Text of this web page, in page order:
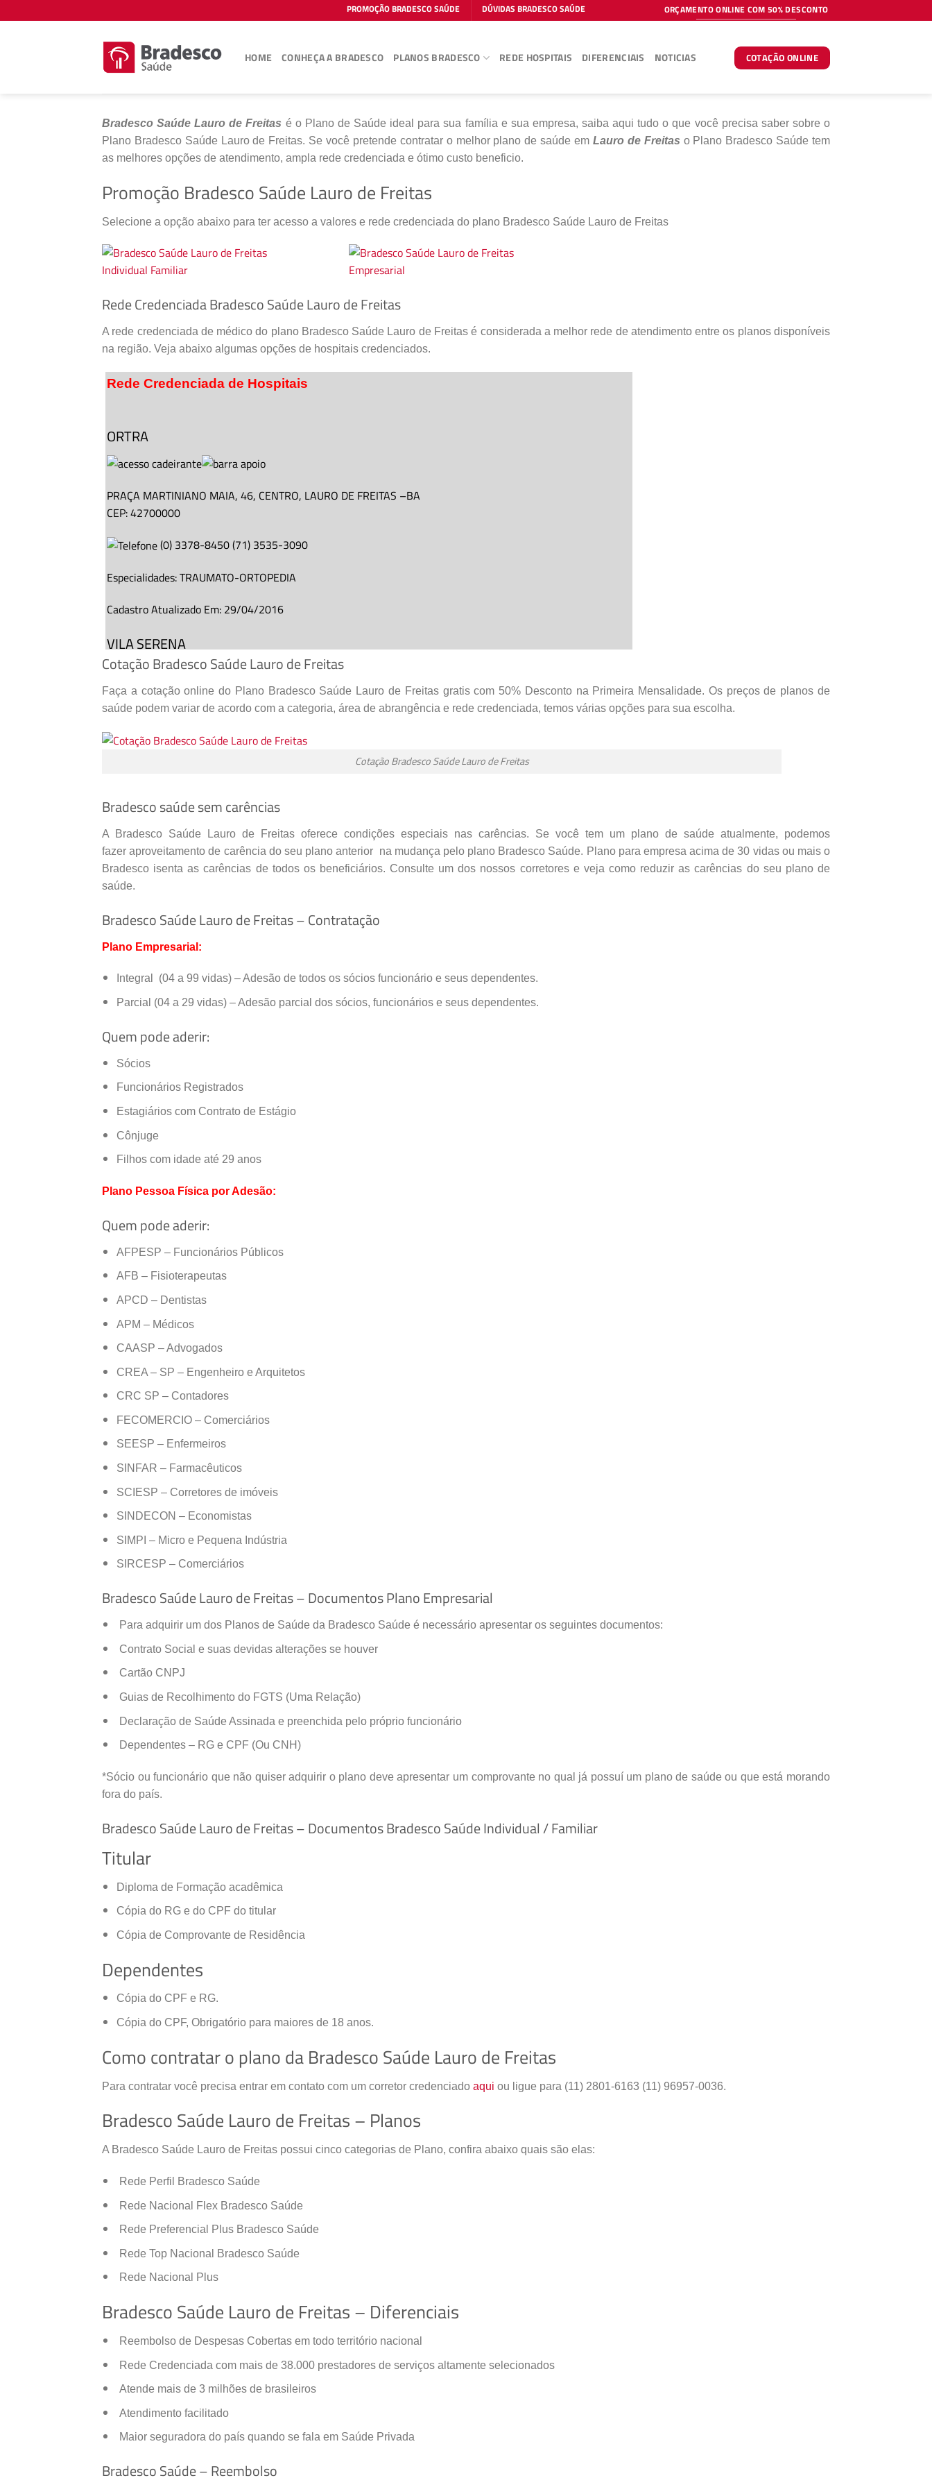
to
PROMOÇÃO BRADESCO SAÚDE DÚVIDAS BRADESCO SAÚDE ORÇAMENTO ONLINE COM 50% DESCONTO
HOME CONHEÇA A BRADESCO PLANOS BRADESCO REDE HOSPITAIS DIFERENCIAIS NOTICIAS COTAÇÃO ONLINE
Bradesco Saúde Lauro de Freitas é o Plano de Saúde ideal para sua família e sua empresa, saiba aqui tudo o que você precisa saber sobre o
Plano Bradesco Saúde Lauro de Freitas. Se você pretende contratar o melhor plano de saúde em Lauro de Freitas o Plano Bradesco Saúde tem
as melhores opções de atendimento, ampla rede credenciada e ótimo custo beneficio.
Promoção Bradesco Saúde Lauro de Freitas
Selecione a opção abaixo para ter acesso a valores e rede credenciada do plano Bradesco Saúde Lauro de Freitas
Rede Credenciada Bradesco Saúde Lauro de Freitas
A rede credenciada de médico do plano Bradesco Saúde Lauro de Freitas é considerada a melhor rede de atendimento entre os planos disponíveis
na região. Veja abaixo algumas opções de hospitais credenciados.
Rede Credenciada de Hospitais
ORTRA
PRAÇA MARTINIANO MAIA, 46, CENTRO, LAURO DE FREITAS –BA
CEP: 42700000
(0) 3378-8450(71) 3535-3090
Especialidades:TRAUMATO-ORTOPEDIA
Cadastro Atualizado Em: 29/04/2016
VILA SERENA
AVENIDA JOSE LEITE, 418, VILA SERENA, LAURO DE FREITAS
CEP: 42700000
3378-1535
Especialidades: PSIQUIATRIA
MARTAGAO VILAS – SOKIDS
R PRAIA DE ITAPOAN, 340 – SL 02 , VILAS DO ATLANTICO,
LAURO DE
FREITAS
–
CEP: 42700000
Especialidades:PEDIATRIA
Cadastro Atualizado Em:25/08/2016
Cotação Bradesco Saúde Lauro de Freitas
Faça a cotação online do Plano Bradesco Saúde Lauro de Freitas gratis com 50% Desconto na Primeira Mensalidade. Os preços de planos de
saúde podem variar de acordo com a categoria, área de abrangência e rede credenciada, temos várias opções para sua escolha.
Cotação Bradesco Saúde Lauro de Freitas
Bradesco saúde sem carências
A Bradesco Saúde Lauro de Freitas oferece condições especiais nas carências. Se você tem um plano de saúde atualmente, podemos
fazer aproveitamento de carência do seu plano anterior na mudança pelo plano Bradesco Saúde. Plano para empresa acima de 30 vidas ou mais o
Bradesco isenta as carências de todos os beneficiários. Consulte um dos nossos corretores e veja como reduzir as carências do seu plano de
saúde.
Bradesco Saúde Lauro de Freitas – Contratação
Plano Empresarial:
Integral (04 a 99 vidas) – Adesão de todos os sócios funcionário e seus dependentes.
Parcial (04 a 29 vidas) – Adesão parcial dos sócios, funcionários e seus dependentes.
Quem pode aderir:
Sócios
Funcionários Registrados
Estagiários com Contrato de Estágio
Cônjuge
Filhos com idade até 29 anos
Plano Pessoa Física por Adesão:
Quem pode aderir:
AFPESP – Funcionários Públicos
AFB – Fisioterapeutas
APCD – Dentistas
APM – Médicos
CAASP – Advogados
CREA – SP – Engenheiro e Arquitetos
CRC SP – Contadores
FECOMERCIO – Comerciários
SEESP – Enfermeiros
SINFAR – Farmacêuticos
SCIESP – Corretores de imóveis
SINDECON – Economistas
SIMPI – Micro e Pequena Indústria
SIRCESP – Comerciários
Bradesco Saúde Lauro de Freitas – Documentos Plano Empresarial
Para adquirir um dos Planos de Saúde da Bradesco Saúde é necessário apresentar os seguintes documentos:
Contrato Social e suas devidas alterações se houver
Cartão CNPJ
Guias de Recolhimento do FGTS (Uma Relação)
Declaração de Saúde Assinada e preenchida pelo próprio funcionário
Dependentes – RG e CPF (Ou CNH)
*Sócio ou funcionário que não quiser adquirir o plano deve apresentar um comprovante no qual já possuí um plano de saúde ou que está morando
fora do país.
Bradesco Saúde Lauro de Freitas – Documentos Bradesco Saúde Individual / Familiar
Titular
Diploma de Formação acadêmica
Cópia do RG e do CPF do titular
Cópia de Comprovante de Residência
Dependentes
Cópia do CPF e RG.
Cópia do CPF, Obrigatório para maiores de 18 anos.
Como contratar o plano da Bradesco Saúde Lauro de Freitas
Para contratar você precisa entrar em contato com um corretor credenciado aqui ou ligue para (11) 2801-6163 (11) 96957-0036.
Bradesco Saúde Lauro de Freitas – Planos
A Bradesco Saúde Lauro de Freitas possui cinco categorias de Plano, confira abaixo quais são elas:
Rede Perfil Bradesco Saúde
Rede Nacional Flex Bradesco Saúde
Rede Preferencial Plus Bradesco Saúde
Rede Top Nacional Bradesco Saúde
Rede Nacional Plus
Bradesco Saúde Lauro de Freitas – Diferenciais
Reembolso de Despesas Cobertas em todo território nacional
Rede Credenciada com mais de 38.000 prestadores de serviços altamente selecionados
Atende mais de 3 milhões de brasileiros
Atendimento facilitado
Maior seguradora do país quando se fala em Saúde Privada
Bradesco Saúde – Reembolso